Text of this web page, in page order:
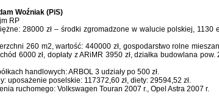
Woźniak (PiS)
RP
28000 zł – środki zgromadzone w walucie polskiej,
260 m2, wartość: 440000 zł, gospodarstwo rolne
6000 zł, dopłaty z ARiMR 3950 zł, działka budowlana
handlowych: ARBOL 3 udziały po 500 zł.
uposażenie poselskie: 117372,60 zł, diety: 29594,52 zł.
ruchomego: Volkswagen Touran 2007 r., Opel Astra 2007 r.